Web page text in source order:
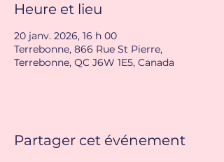
Heure et lieu
20 janv. 2026, 16 h 00
Terrebonne, 866 Rue St Pierre,
Terrebonne, QC J6W 1E5, Canada
Partager cet événement